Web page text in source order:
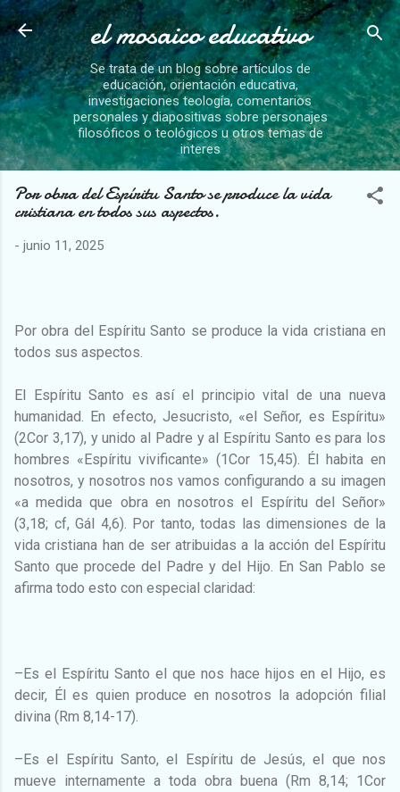
Ir al contenido principal
el mosaico educativo
Se trata de un blog sobre artículos de
educación, orientación educativa,
investigaciones teología, comentarios
personales y diapositivas sobre personajes
filosóficos o teológicos u otros temas de
interes
Por obra del Espíritu Santo se produce la vida
cristiana en todos sus aspectos.
- junio 11, 2025
Por obra del Espíritu Santo se produce la vida cristiana en
todos sus aspectos.
El Espíritu Santo es así el principio vital de una nueva
humanidad. En efecto, Jesucristo, «el Señor, es Espíritu»
(2Cor 3,17), y unido al Padre y al Espíritu Santo es para los
hombres «Espíritu vivificante» (1Cor 15,45). Él habita en
nosotros, y nosotros nos vamos configurando a su imagen
«a medida que obra en nosotros el Espíritu del Señor»
(3,18; cf, Gál 4,6). Por tanto, todas las dimensiones de la
vida cristiana han de ser atribuidas a la acción del Espíritu
Santo que procede del Padre y del Hijo. En San Pablo se
afirma todo esto con especial claridad:
–Es el Espíritu Santo el que nos hace hijos en el Hijo, es
decir, Él es quien produce en nosotros la adopción filial
divina (Rm 8,14-17).
–Es el Espíritu Santo, el Espíritu de Jesús, el que nos
mueve internamente a toda obra buena (Rm 8,14; 1Cor